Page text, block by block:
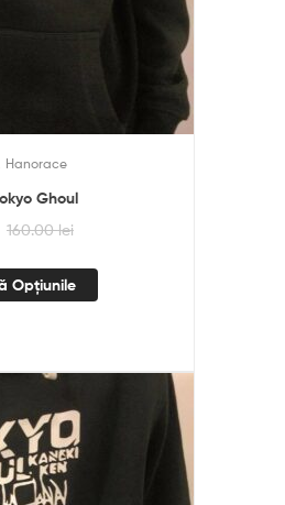
Hanorace
Ghoul
160.00lei
Opțiunile